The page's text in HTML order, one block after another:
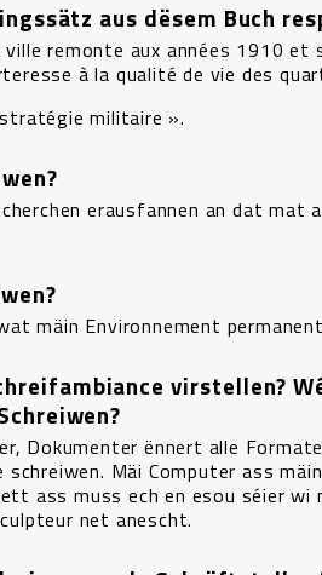
aus dësem Buch
remonte aux années 1910 et
à la qualité de vie des
militaire ».
erausfannen an dat
mäin Environnement
virstellen?
Dokumenter ënnert alle
Mäi Computer ass
ass muss ech en esou séier wi
net anescht.